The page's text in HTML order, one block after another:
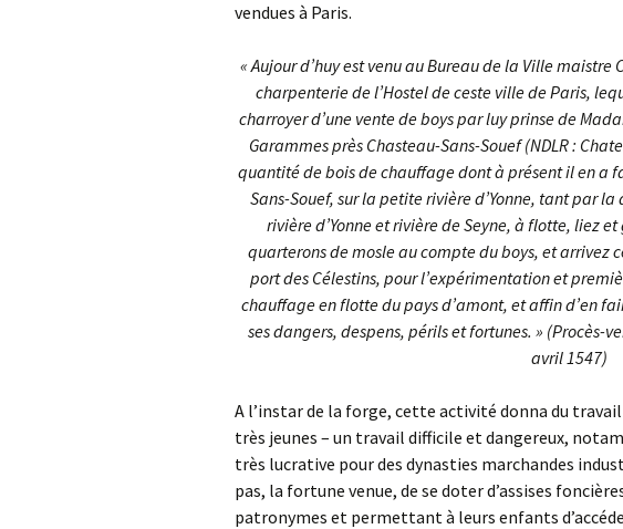
vendues à Paris.
« Aujour d’huy est venu au Bureau de la Ville
charpenterie de l’Hostel de ceste ville de Paris,
charroyer d’une vente de boys par luy prinse de
Garammes près Chasteau-Sans-Souef (NDLR :
quantité de bois de chauffage dont à présent il en a
Sans-Souef, sur la petite rivière d’Yonne, tant par
rivière d’Yonne et rivière de Seyne, à flotte, liez
quarterons de mosle au compte du boys, et arrivez
port des Célestins, pour l’expérimentation et
chauffage en flotte du pays d’amont, et affin d’en
ses dangers, despens, périls et fortunes. » (Procès-
avril 1547)
A l’instar de la forge, cette activité donna du
très jeunes – un travail difficile et dangereux,
très lucrative pour des dynasties marchandes
pas, la fortune venue, de se doter d’assises
patronymes et permettant à leurs enfants